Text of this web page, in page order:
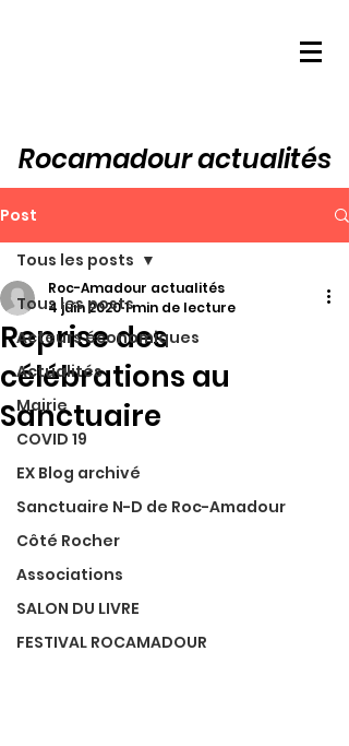
Rocamadour actualités
Post
Tous les posts
Acteurs économiques
Actualités
Mairie
COVID 19
EX Blog archivé
Sanctuaire N-D de Roc-Amadour
Côté Rocher
Associations
SALON DU LIVRE
FESTIVAL ROCAMADOUR
Tous les posts
Reprise des
célébrations au
Sanctuaire
Roc-Amadour actualités
4 juin 20201 min de lecture